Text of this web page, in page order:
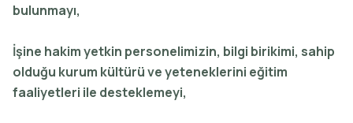
bulunmayı,
İşine hakim yetkin personelimizin, bilgi birikimi, sahip
olduğu kurum kültürü ve yeteneklerini eğitim
faaliyetleri ile desteklemeyi,